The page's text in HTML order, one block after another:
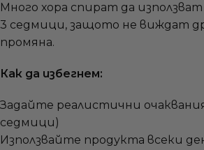
Много хора спират да
3 седмици, защото не виждат
промяна.
Как да избегнем:
Задайте реалистични
седмици)
Използвайте продукта всеки